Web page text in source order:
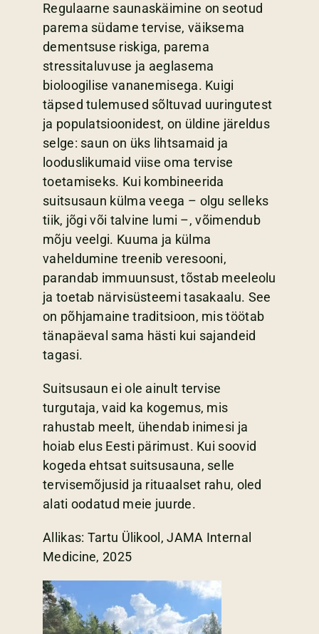
Regulaarne saunaskäimine on seotud
parema südame tervise, väiksema
dementsuse riskiga, parema
stressitaluvuse ja aeglasema
bioloogilise vananemisega. Kuigi
täpsed tulemused sõltuvad uuringutest
ja populatsioonidest, on üldine järeldus
selge: saun on üks lihtsamaid ja
looduslikumaid viise oma tervise
toetamiseks. Kui kombineerida
suitsusaun külma veega – olgu selleks
tiik, jõgi või talvine lumi –, võimendub
mõju veelgi. Kuuma ja külma
vaheldumine treenib veresooni,
parandab immuunsust, tõstab meeleolu
ja toetab närvisüsteemi tasakaalu. See
on põhjamaine traditsioon, mis töötab
tänapäeval sama hästi kui sajandeid
tagasi.
Suitsusaun ei ole ainult tervise
turgutaja, vaid ka kogemus, mis
rahustab meelt, ühendab inimesi ja
hoiab elus Eesti pärimust. Kui soovid
kogeda ehtsat suitsusauna, selle
tervisemõjusid ja rituaalset rahu, oled
alati oodatud meie juurde.
Allikas: Tartu Ülikool, JAMA Internal
Medicine, 2025